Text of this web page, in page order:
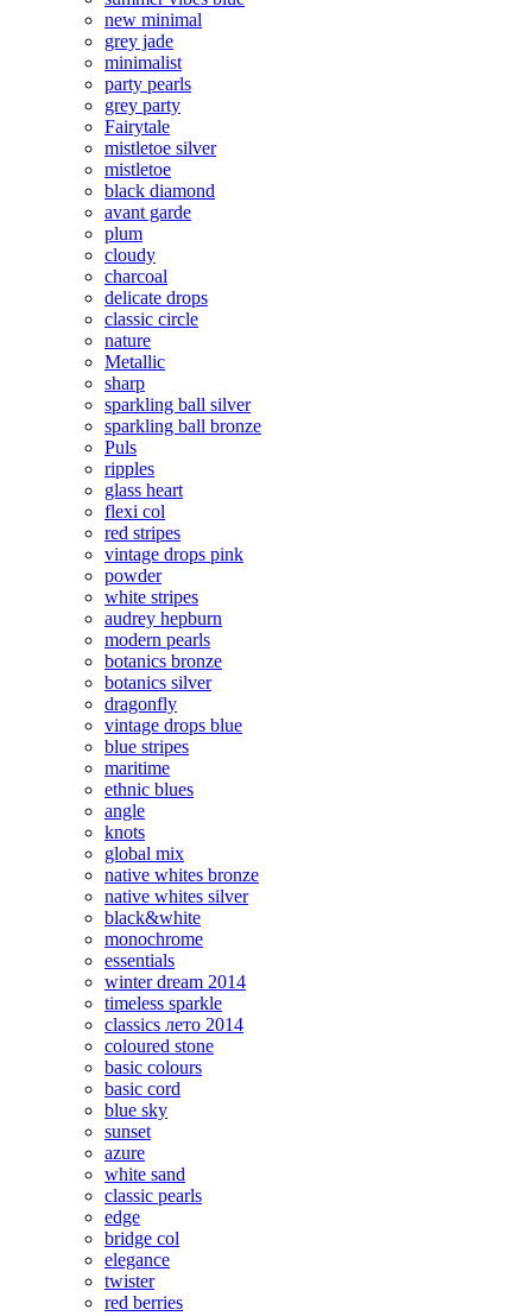
new minimal
grey jade
minimalist
party pearls
grey party
Fairytale
mistletoe silver
mistletoe
black diamond
avant garde
plum
cloudy
charcoal
delicate drops
classic circle
nature
Metallic
sharp
sparkling ball silver
sparkling ball bronze
Puls
ripples
glass heart
flexi col
red stripes
vintage drops pink
powder
white stripes
audrey hepburn
modern pearls
botanics bronze
botanics silver
dragonfly
vintage drops blue
blue stripes
maritime
ethnic blues
angle
knots
global mix
native whites bronze
native whites silver
black&white
monochrome
essentials
winter dream 2014
timeless sparkle
classics лето 2014
coloured stone
basic colours
basic cord
blue sky
sunset
azure
white sand
classic pearls
edge
bridge col
elegance
twister
red berries